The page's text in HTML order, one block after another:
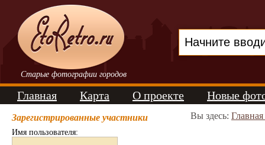
Старые фотографии городов
Главная Карта О проекте Новые
Зарегистрированные участники
Имя пользователя:
Вы здесь: